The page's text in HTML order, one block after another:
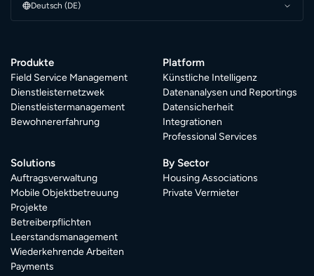
Deutsch (DE)
Produkte
Field Service Management
Dienstleisternetzwek
Dienstleistermanagement
Bewohnererfahrung
Platform
Künstliche Intelligenz
Datenanalysen und Reportings
Datensicherheit
Integrationen
Professional Services
Solutions
Auftragsverwaltung
Mobile Objektbetreuung
Projekte
Betreiberpflichten
Leerstandsmanagement
Wiederkehrende Arbeiten
Payments
By Sector
Housing Associations
Private Vermieter